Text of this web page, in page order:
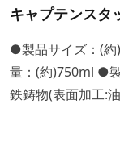
キャプテンス
●製品サイズ：(
量：(約)750ml ●
鉄鋳物(表面加工: